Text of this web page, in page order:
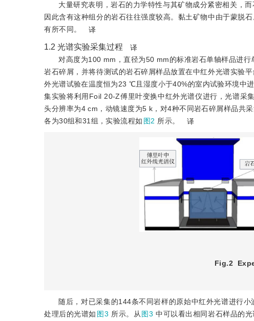
大量研究表明，岩石的力学特性与其矿物成分紧密相关，
因此含有这种组分的岩石往往强度较高。黏土矿物中由于蒙脱
有所不同。
译
1.2 光谱实验采集过程
译
对高度为100 mm，直径为50 mm的标准岩石单轴样品进
岩石碎屑，并将待测试的岩石碎屑样品放置在中红外光谱实验
外光谱试验在温度恒为23 ℃且湿度小于40%的室内试验环境中
集实验将利用Foil 20-Z傅里叶变换中红外光谱仪进行，光谱采
头分辨率为4 cm，动镜速度为5 k，对4种不同岩石碎屑样品共
各为30组和31组，实验流程如 图2 所示。 译
Fig.2
随后，对已采集的144条不同岩样的原始中红外光谱进行
处理后的光谱如 图3 所示。从 图3 中可以看出相同岩石样品的